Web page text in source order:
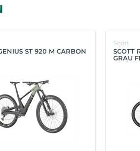
ST 920 M CARBON
Scott
SCOTT
GRAU